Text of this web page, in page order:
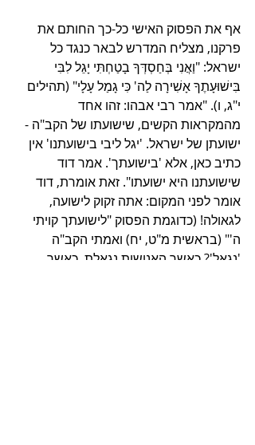
אף את הפסוק האישי כל-כך החותם את
פרקנו, מצליח המדרש לבאר כנגד כל
ישראל: "וַאֲנִי בְּחַסְדְּךָ בָטַחְתִּי יָגֵל לִבִּי
בִּישׁוּעָתֶךָ אָשִׁירָה לַה' כִּי גָמַל עָלָי" (תהילים
י"ג, ו). "אמר רבי אבהו: זהו אחד
מהמקראות הקשים, שישועתו של הקב"ה -
ישועתן של ישראל. 'יגל ליבי בישועתנו' אין
כתיב כאן, אלא 'בישועתך'. אמר דוד
שישועתנו היא ישועתו". זאת אומרת, דוד
אומר לפני המקום: אתה זקוק לישועה,
לגאולה! (כדוגמת הפסוק "לישועתך קויתי
ה'" (בראשית מ"ט, יח) ואמתי הקב"ה
'נגאל'? כאשר האנושות נגאלת, כאשר